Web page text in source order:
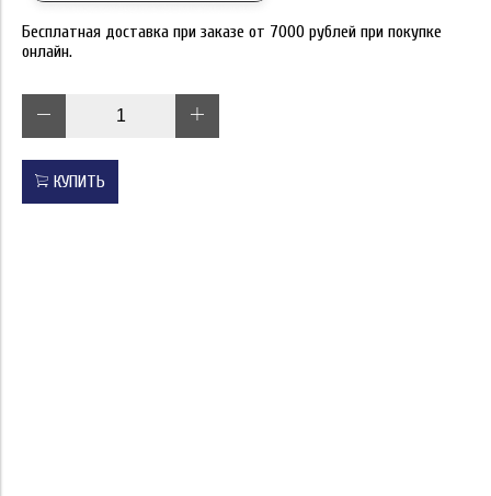
Бесплатная доставка при заказе от 7000 рублей при покупке
онлайн.
КУПИТЬ